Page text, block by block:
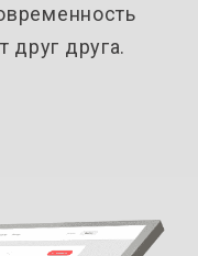
друг друга.